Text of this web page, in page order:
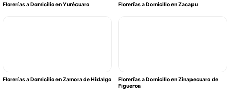
Florerías a Domicilio en Yurécuaro Florerías a Domicilio en Zacapu
Florerías a Domicilio en Zamora de Hidalgo
Florerías a Domicilio en Zinapecuaro de
Figueroa